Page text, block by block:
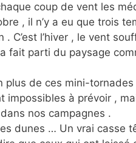
coup de vent les
, il n’y a eu que trois
C’est l’hiver , le vent
fait parti du paysage
plus de ces mini-
impossibles à prévoir ,
nos campagnes .
dunes … Un vrai casse